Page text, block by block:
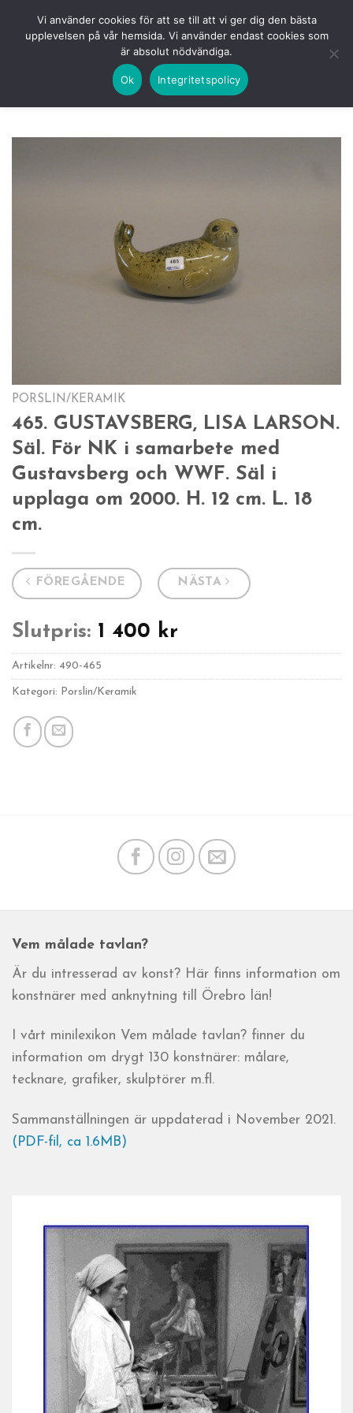
KOMMANDE LOGGA IN
PORSLIN/KERAMIK
465. GUSTAVSBERG, LISA LARSON.
Säl. För NK i samarbete med
Gustavsberg och WWF. Säl i
upplaga om 2000. H. 12 cm. L. 18
cm.
FÖREGÅENDE NÄSTA
Slutpris: 1 400 kr
Artikelnr: 490-465
Kategori: Porslin/Keramik
Vem målade tavlan?
Är du intresserad av konst? Här finns information om
konstnärer med anknytning till Örebro län!
I vårt minilexikon Vem målade tavlan? finner du
information om drygt 130 konstnärer: målare,
tecknare, grafiker, skulptörer m.fl.
Sammanställningen är uppdaterad i November 2021.
(PDF-fil, ca 1.6MB)
Vi använder cookies för att se till att vi ger dig den bästa
upplevelsen på vår hemsida. Vi använder endast cookies som
är absolut nödvändiga.
Ok Integritetspolicy